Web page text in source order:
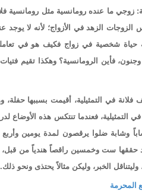
زوجي ما عنده رومانسية مثل رومانسية
الزهد في الأزواج؛ لأنه لا
حياة شخصية في زواج فكيف هو في
وجنون، فأين الرومانسية؟ وهكذا تقيم
فلانة في التمثيلية، أقيمت بسببها
التمثيلية، فعندما تنتكس هذه الأوضاع
شاباً وشابة ضلوا يرقصون لمدة يومين
حققها ست وخمسين راقصاً هندياً من قبل،
الخبر، وليكن مثالاً يحتذى ونحو ذلك.
المحرمة